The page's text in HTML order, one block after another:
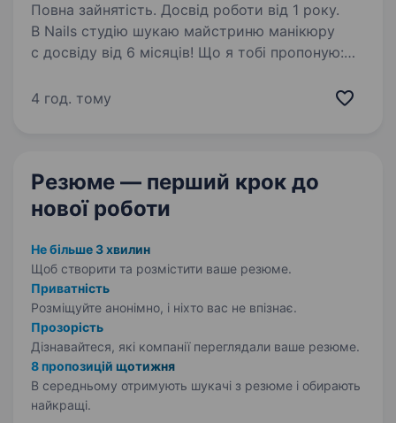
Повна зайнятість. Досвід роботи від 1 року.
В Nails студію шукаю майстриню манікюру
с досвіду від 6 місяців! Що я тобі пропоную:
клієнта Матеріали, інструменти все надає
4 год. тому
Резюме — перший крок до
нової роботи
Не більше 3 хвилин
Щоб створити та розмістити ваше резюме.
Приватність
Розміщуйте анонімно, і ніхто вас не впізнає.
Прозорість
Дізнавайтеся, які компанії переглядали ваше резюме.
8 пропозицій щотижня
В середньому отримують шукачі з резюме і обирають
найкращі.